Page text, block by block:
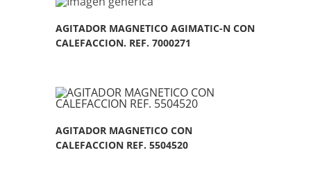
AGITADOR MAGNETICO AGIMATIC-N CON
CALEFACCION. REF. 7000271
AGITADOR MAGNETICO CON
CALEFACCION REF. 5504520